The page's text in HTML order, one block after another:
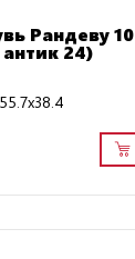
Рандеву 10
24)